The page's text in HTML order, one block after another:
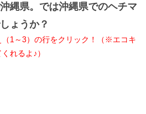
縄県。では沖縄県でのヘチマ
ょうか？
（1～3）の行をクリック！（※エコキ
れるよ♪）